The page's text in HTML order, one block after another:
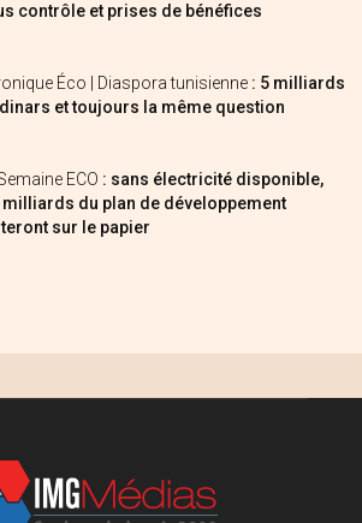
contrôle et prises de bénéfices
Éco | Diaspora tunisienne : 5 milliards
et toujours la même question
Semaine ECO : sans électricité disponible,
milliards du plan de développement
sur le papier